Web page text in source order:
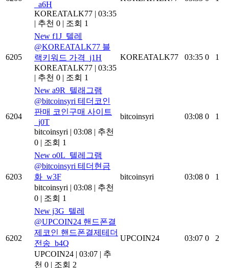
_a6H
KOREATALK77 | 03:35
| 추천 0 | 조회 1
6205
New f1J_텔레
@KOREATALK77 블
랙키워드 가격_j1H
KOREATALK77 | 03:35
| 추천 0 | 조회 1
KOREATALK77 03:35 0 1
6204
New a9R_텔래그램
@bitcoinsyri 테더코인
판매 코인구매 사이트
_j0T
bitcoinsyri | 03:08 | 추천
0 | 조회 1
bitcoinsyri 03:08 0 1
6203
New o0L_텔레그램
@bitcoinsyri 테더현금
화_w3F
bitcoinsyri | 03:08 | 추천
0 | 조회 1
bitcoinsyri 03:08 0 1
6202
New j3G_텔레
@UPCOIN24 핸드폰결
제코인 핸드폰결제테더
전송_b4Q
UPCOIN24 | 03:07 | 추
천 0 | 조회 2
UPCOIN24 03:07 0 2